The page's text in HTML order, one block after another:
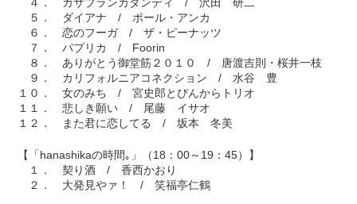
４． カサブランカダンディ / 沢田 研二
５． ダイアナ / ポール・アンカ
６． 恋のフーガ / ザ・ピーナッツ
７． パプリカ / Foorin
８． ありがとう御堂筋２０１０ / 唐渡吉則・桜井一枝
９． カリフォルニアコネクション / 水谷 豊
１０． 女のみち / 宮史郎とぴんからトリオ
１１． 悲しき願い / 尾藤 イサオ
１２． また君に恋してる / 坂本 冬美
【「hanashikaの時間｡」（18：00～19：45）】
１． 契り酒 / 香西かおり
２． 大発見やァ！ / 笑福亭仁鶴